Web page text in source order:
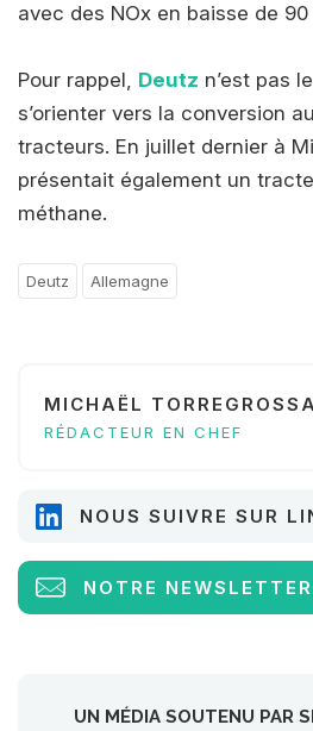
avec des NOx en baisse de 90
Pour rappel, Deutz n’est pas
s’orienter vers la conversion
tracteurs. En juillet dernier à
présentait également un
méthane.
Deutz Allemagne
MICHAËL TORREGROSSA
RÉDACTEUR EN CHEF
NOUS SUIVRE SUR
NOTRE NEWSLETTER
UN MÉDIA SOUTENU PAR